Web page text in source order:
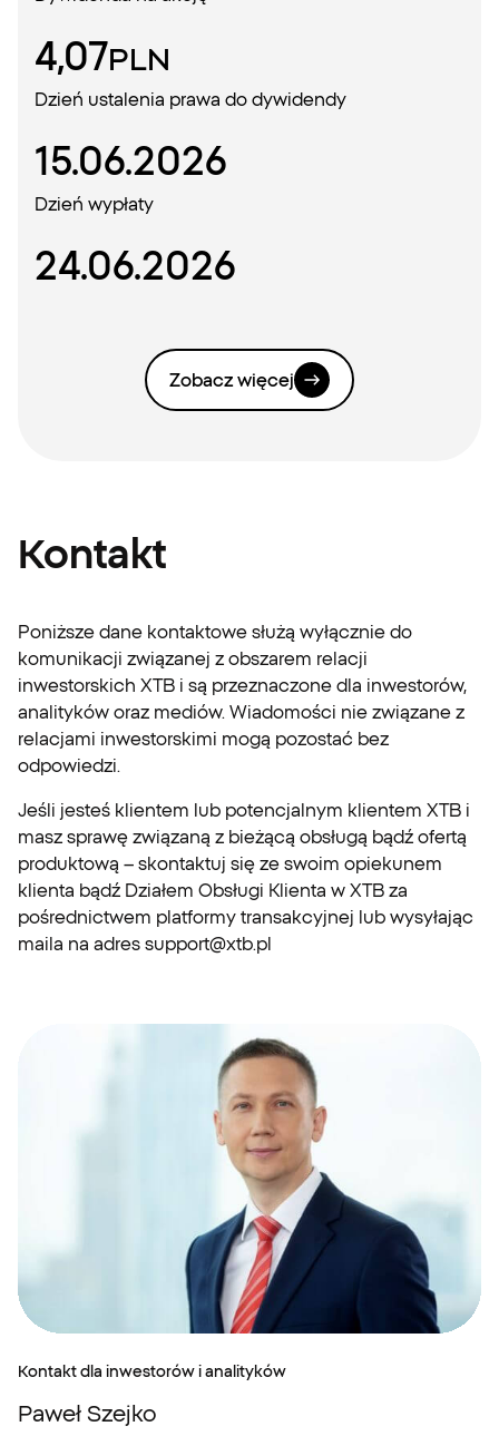
4,07PLN
Dzień ustalenia prawa do dywidendy
15.06.2026
Dzień wypłaty
24.06.2026
Zobacz więcej
Kontakt
Poniższe dane kontaktowe służą wyłącznie do
komunikacji związanej z obszarem relacji
inwestorskich XTB i są przeznaczone dla inwestorów,
analityków oraz mediów. Wiadomości nie związane z
relacjami inwestorskimi mogą pozostać bez
odpowiedzi.
Jeśli jesteś klientem lub potencjalnym klientem XTB i
masz sprawę związaną z bieżącą obsługą bądź ofertą
produktową – skontaktuj się ze swoim opiekunem
klienta bądź Działem Obsługi Klienta w XTB za
pośrednictwem platformy transakcyjnej lub wysyłając
maila na adres support@xtb.pl
Kontakt dla inwestorów i analityków
Paweł Szejko